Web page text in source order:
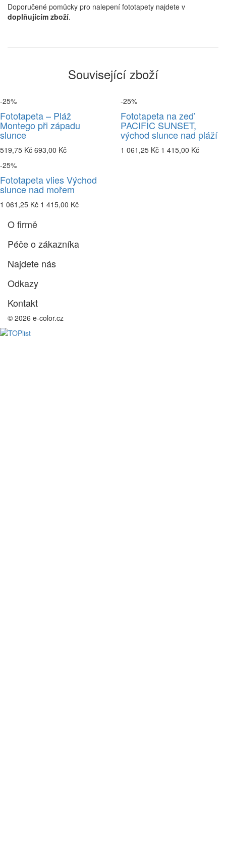
Doporučené pomůcky pro nalepení fototapety najdete v
doplňujícím zboží.
Související zboží
-25%
Fototapeta – Pláž
Montego při západu
slunce
519,75 Kč 693,00 Kč
-25%
Fototapeta na zeď
PACIFIC SUNSET,
východ slunce nad pláží
1 061,25 Kč 1 415,00 Kč
-25%
Fototapeta vlies Východ
slunce nad mořem
1 061,25 Kč 1 415,00 Kč
O firmě
Péče o zákazníka
Najdete nás
Odkazy
Kontakt
© 2026 e-color.cz